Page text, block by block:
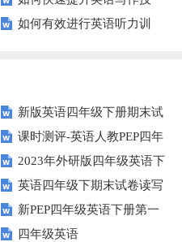
能？这5个技巧你必须知道！
如何有效进行英语听力训
新版英语四年级下册期末试
卷 课时测评-英语人教PEP四年
级上册 unit3 What would you
like-PartB练习及答案 (3)
2023年外研版四年级英语下
册期中检测试题
英语四年级下期末试卷读写
部分答案
新PEP四年级英语下册第一
单元测试题
四年级英语